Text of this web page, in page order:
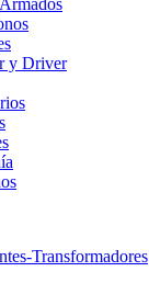
y Driver
Transformadores